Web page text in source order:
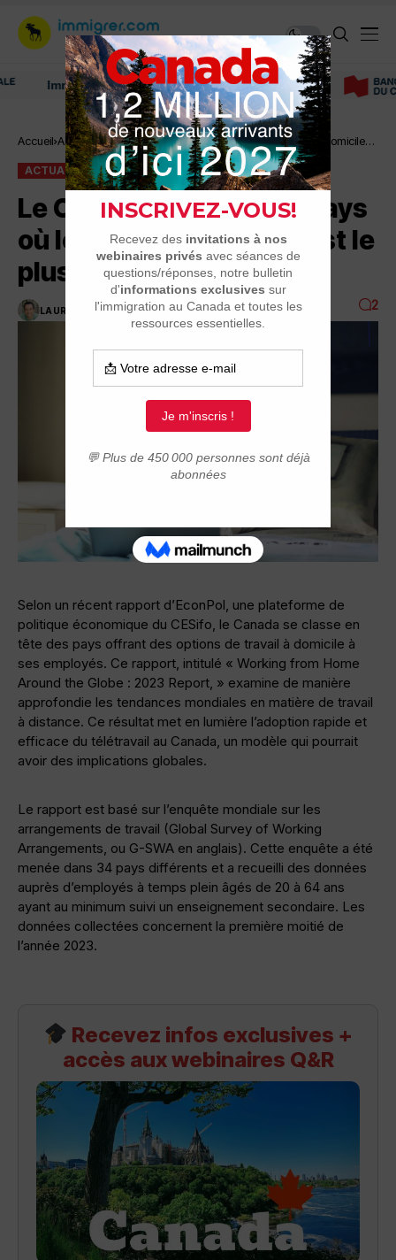
Immigrer au Canada: ressources et conseils
Accueil Actualité Le Canada en tête des pays où le travail à domicile
est le plus pratiqué
ACTUALITÉ CONDITIONS DE TRAVAIL (FAQ)
Le Canada en tête des pays
où le travail à domicile est le
plus pratiqué
LAURENT GIGON 2 MINUTES DE LECTURE 9.9K VUES 2
Selon un récent rapport d’EconPol, une plateforme de
politique économique du CESifo, le Canada se classe en
tête des pays offrant des options de travail à domicile à
ses employés. Ce rapport, intitulé « Working from Home
Around the Globe : 2023 Report, » examine de manière
approfondie les tendances mondiales en matière de travail
à distance. Ce résultat met en lumière l’adoption rapide et
efficace du télétravail au Canada, un modèle qui pourrait
avoir des implications globales.
Le rapport est basé sur l’enquête mondiale sur les
arrangements de travail (Global Survey of Working
Arrangements, ou G-SWA en anglais). Cette enquête a été
menée dans 34 pays différents et a recueilli des données
auprès d’employés à temps plein âgés de 20 à 64 ans
ayant au minimum suivi un enseignement secondaire. Les
données collectées concernent la première moitié de
l’année 2023.
Recevez infos exclusives +
accès aux webinaires Q&R